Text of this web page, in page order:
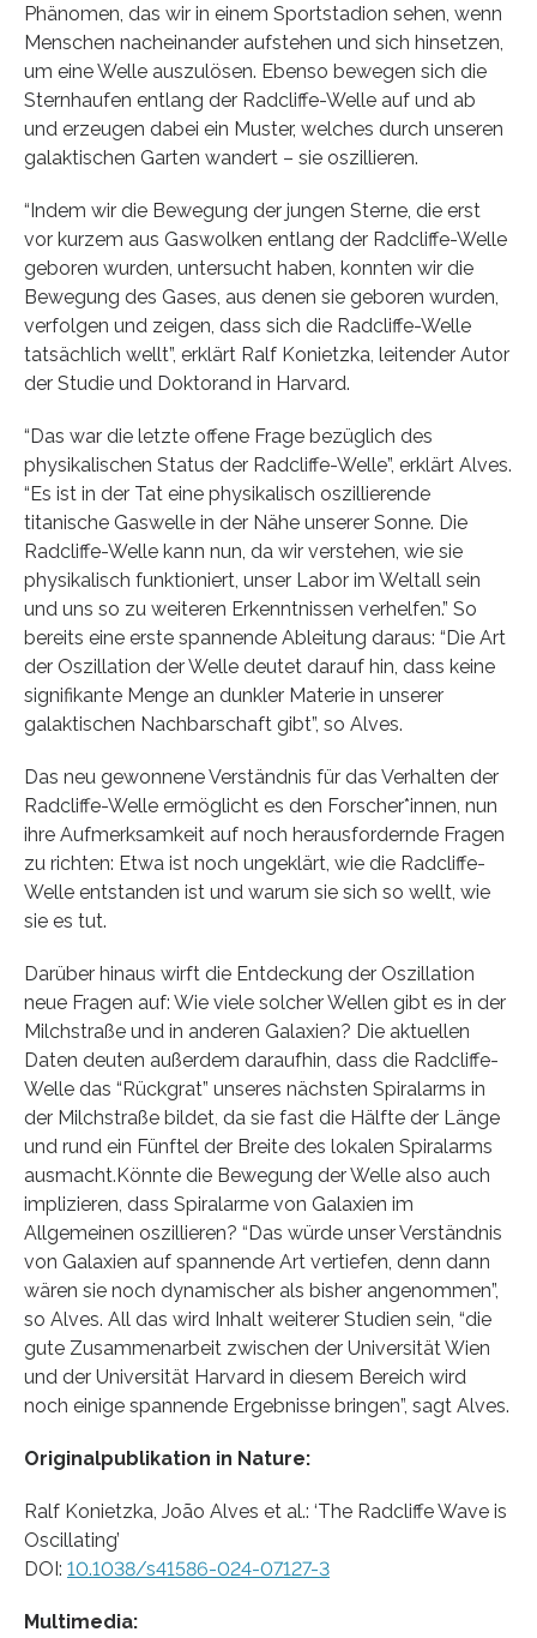
Phänomen, das wir in einem Sportstadion sehen, wenn
Menschen nacheinander aufstehen und sich hinsetzen,
um eine Welle auszulösen. Ebenso bewegen sich die
Sternhaufen entlang der Radcliffe-Welle auf und ab
und erzeugen dabei ein Muster, welches durch unseren
galaktischen Garten wandert – sie oszillieren.
“Indem wir die Bewegung der jungen Sterne, die erst
vor kurzem aus Gaswolken entlang der Radcliffe-Welle
geboren wurden, untersucht haben, konnten wir die
Bewegung des Gases, aus denen sie geboren wurden,
verfolgen und zeigen, dass sich die Radcliffe-Welle
tatsächlich wellt”, erklärt Ralf Konietzka, leitender Autor
der Studie und Doktorand in Harvard.
“Das war die letzte offene Frage bezüglich des
physikalischen Status der Radcliffe-Welle”, erklärt Alves.
“Es ist in der Tat eine physikalisch oszillierende
titanische Gaswelle in der Nähe unserer Sonne. Die
Radcliffe-Welle kann nun, da wir verstehen, wie sie
physikalisch funktioniert, unser Labor im Weltall sein
und uns so zu weiteren Erkenntnissen verhelfen.” So
bereits eine erste spannende Ableitung daraus: “Die Art
der Oszillation der Welle deutet darauf hin, dass keine
signifikante Menge an dunkler Materie in unserer
galaktischen Nachbarschaft gibt”, so Alves.
Das neu gewonnene Verständnis für das Verhalten der
Radcliffe-Welle ermöglicht es den Forscher*innen, nun
ihre Aufmerksamkeit auf noch herausfordernde Fragen
zu richten: Etwa ist noch ungeklärt, wie die Radcliffe-
Welle entstanden ist und warum sie sich so wellt, wie
sie es tut.
Darüber hinaus wirft die Entdeckung der Oszillation
neue Fragen auf: Wie viele solcher Wellen gibt es in der
Milchstraße und in anderen Galaxien? Die aktuellen
Daten deuten außerdem daraufhin, dass die Radcliffe-
Welle das “Rückgrat” unseres nächsten Spiralarms in
der Milchstraße bildet, da sie fast die Hälfte der Länge
und rund ein Fünftel der Breite des lokalen Spiralarms
ausmacht.Könnte die Bewegung der Welle also auch
implizieren, dass Spiralarme von Galaxien im
Allgemeinen oszillieren? “Das würde unser Verständnis
von Galaxien auf spannende Art vertiefen, denn dann
wären sie noch dynamischer als bisher angenommen”,
so Alves. All das wird Inhalt weiterer Studien sein, “die
gute Zusammenarbeit zwischen der Universität Wien
und der Universität Harvard in diesem Bereich wird
noch einige spannende Ergebnisse bringen”, sagt Alves.
Originalpublikation in Nature:
Ralf Konietzka, João Alves et al.: ‘The Radcliffe Wave is
Oscillating’
DOI: 10.1038/s41586-024-07127-3
Multimedia: